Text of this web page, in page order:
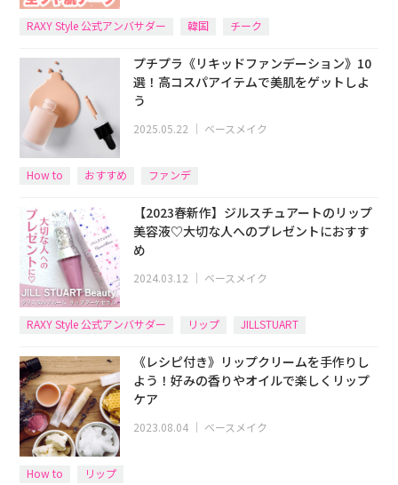
RAXY Style 公式アンバサダー 韓国 チーク
プチプラ《リキッドファンデーション》10
選！高コスパアイテムで美肌をゲットしよ
う
2025.05.22 ｜ ベースメイク
How to おすすめ ファンデ
【2023春新作】ジルスチュアートのリップ
美容液♡大切な人へのプレゼントにおすす
め
2024.03.12 ｜ ベースメイク
RAXY Style 公式アンバサダー リップ JILLSTUART
《レシピ付き》リップクリームを手作りし
よう！好みの香りやオイルで楽しくリップ
ケア
2023.08.04 ｜ ベースメイク
How to リップ